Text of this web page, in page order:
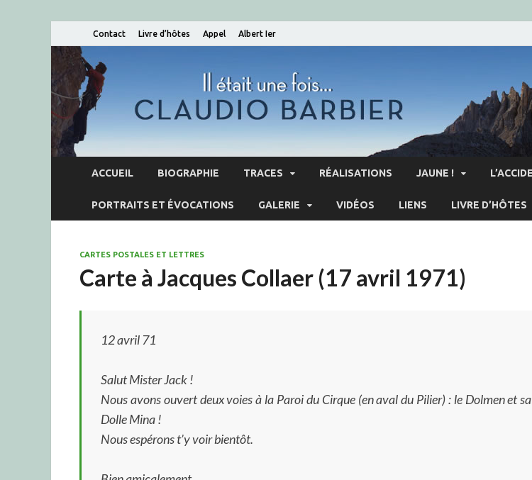
Contact Livre d’hôtes Appel Albert Ier
ACCUEIL BIOGRAPHIE TRACES RÉALISATIONS JAUNE !
PORTRAITS ET ÉVOCATIONS GALERIE VIDÉOS LIENS LIVRE D’HÔTES
CARTES POSTALES ET LETTRES
Carte à Jacques Collaer (17 avril 1971)
12 avril 71
Salut Mister Jack !
Nous avons ouvert deux voies à la Paroi du Cirque (en aval du Pilier) : le Dolmen et
Dolle Mina !
Nous espérons t’y voir bientôt.